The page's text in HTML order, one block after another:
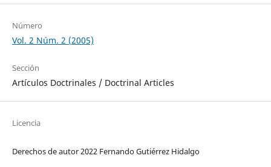
Número
Vol. 2 Núm. 2 (2005)
Sección
Artículos Doctrinales / Doctrinal Articles
Licencia
Derechos de autor 2022 Fernando Gutiérrez Hidalgo